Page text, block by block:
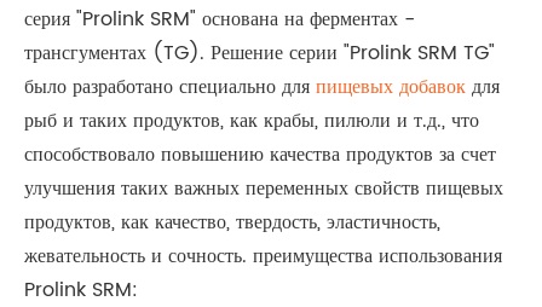
серия "Prolink SRM" основана на ферментах -
трансгументах (TG). Решение серии "Prolink SRM TG"
было разработано специально дляпищевых добавокдля
рыб и таких продуктов, как крабы, пилюли и т.д., что
способствовало повышению качества продуктов за счет
улучшения таких важных переменных свойств пищевых
продуктов, как качество, твердость, эластичность,
жевательность и сочность. преимущества использования
Prolink SRM: